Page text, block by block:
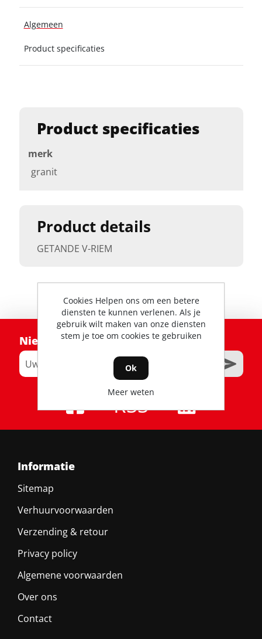
Product details
GETANDE V-RIEM
Product specificaties
merk
granit
Algemeen
Product specificaties
Nieuwsbrief
RSS
Informatie
Sitemap
Verhuurvoorwaarden
Verzending & retour
Privacy policy
Algemene voorwaarden
Over ons
Contact
Cookies Helpen ons om een betere
diensten te kunnen verlenen. Als je
gebruik wilt maken van onze diensten
stem je toe om cookies te gebruiken
Ok
Meer weten